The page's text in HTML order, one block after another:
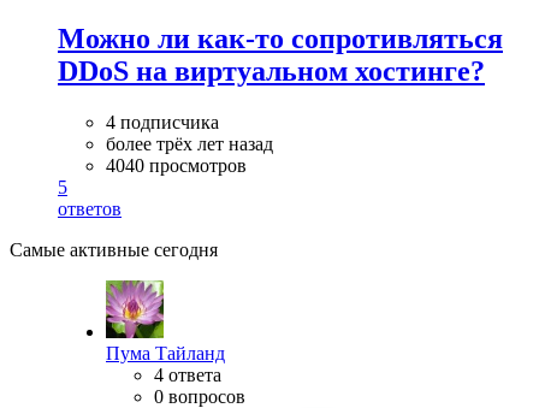
Можно ли как-то сопротивляться
DDoS на виртуальном хостинге?
4 подписчика
более трёх лет назад
4040 просмотров
5
ответов
Самые активные сегодня
Пума Тайланд
4 ответа
0 вопросов